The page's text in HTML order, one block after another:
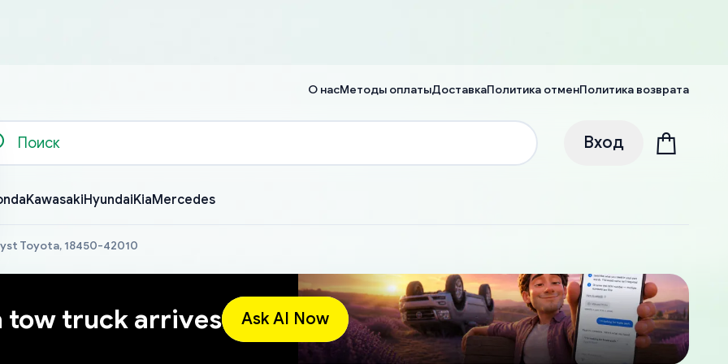
О насМетоды оплатыДоставкаПолитика отменПолитика возврата
Вход
KawasakiHyundaiKiaMercedes
Toyota, 18450-42010
tow truck arrives Ask AI Now